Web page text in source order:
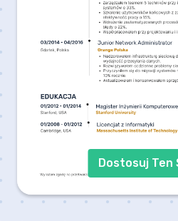
Dostosuj Ten